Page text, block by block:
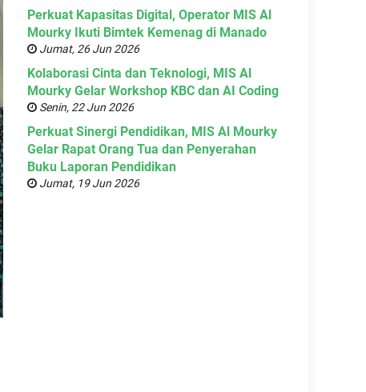
Perkuat Kapasitas Digital, Operator MIS Al
Mourky Ikuti Bimtek Kemenag di Manado
Jumat, 26 Jun 2026
Kolaborasi Cinta dan Teknologi, MIS Al
Mourky Gelar Workshop KBC dan AI Coding
Senin, 22 Jun 2026
Perkuat Sinergi Pendidikan, MIS Al Mourky
Gelar Rapat Orang Tua dan Penyerahan
Buku Laporan Pendidikan
Jumat, 19 Jun 2026